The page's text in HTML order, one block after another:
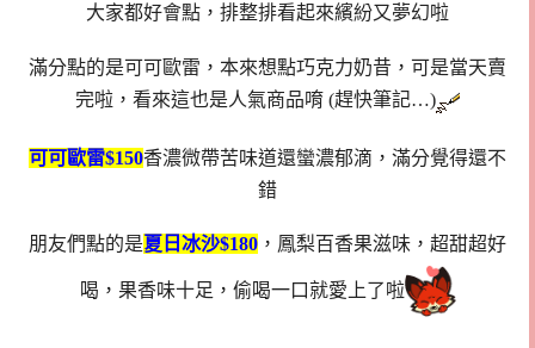
大家都好會點，排整排看起來繽紛又夢幻啦
滿分點的是可可歐雷，本來想點巧克力奶昔，可是當天賣
完啦，看來這也是人氣商品唷 (趕快筆記…)
可可歐雷$150香濃微帶苦味道還蠻濃郁滴，滿分覺得還不
錯
朋友們點的是夏日冰沙$180 ，鳳梨百香果滋味，超甜超好
喝，果香味十足，偷喝一口就愛上了啦